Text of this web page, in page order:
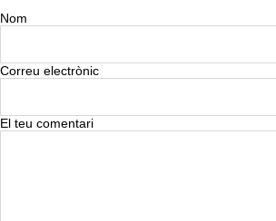
Nom
Correu electrònic
El teu comentari